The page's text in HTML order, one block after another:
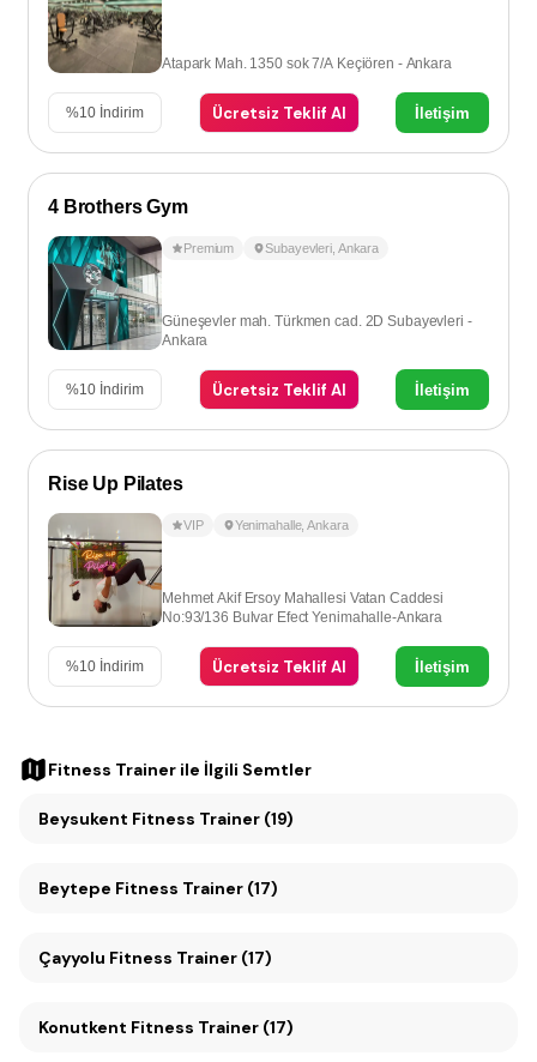
Atapark Mah. 1350 sok 7/A Keçiören - Ankara
%10 İndirim Ücretsiz Teklif Al İletişim
4 Brothers Gym
Premium Subayevleri Ankara
Güneşevler mah. Türkmen cad. 2D Subayevleri -
Ankara
%10 İndirim Ücretsiz Teklif Al İletişim
Rise Up Pilates
VIP Yenimahalle,Ankara
Mehmet Akif Ersoy Mahallesi Vatan Caddesi
No:93/136 Bulvar Efect Yenimahalle-Ankara
%10 İndirim Ücretsiz Teklif Al İletişim
Fitness Trainer ile İlgili Semtler
Beysukent Fitness Trainer (19)
Beytepe Fitness Trainer (17)
Çayyolu Fitness Trainer (17)
Konutkent Fitness Trainer (17)